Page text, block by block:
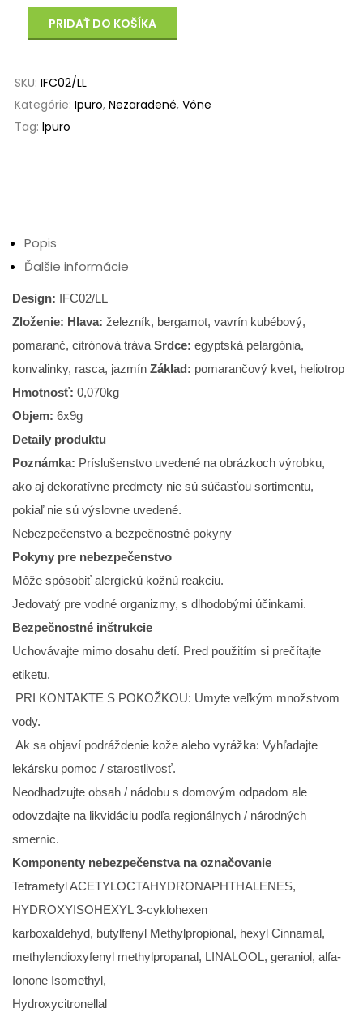
PRIDAŤ DO KOŠÍKA
SKU: IFC02/LL
Kategórie: Ipuro, Nezaradené, Vône
Tag: Ipuro
Popis
Ďalšie informácie
Design: IFC02/LL
Zloženie: Hlava: železník, bergamot, vavrín kubébový,
pomaranč, citrónová tráva Srdce: egyptská pelargónia,
konvalinky, rasca, jazmín Základ: pomarančový kvet, heliotrop
Hmotnosť: 0,070kg
Objem: 6x9g
Detaily produktu
Poznámka: Príslušenstvo uvedené na obrázkoch výrobku,
ako aj dekoratívne predmety nie sú súčasťou sortimentu,
pokiaľ nie sú výslovne uvedené.
Nebezpečenstvo a bezpečnostné pokyny
Pokyny pre nebezpečenstvo
Môže spôsobiť alergickú kožnú reakciu.
Jedovatý pre vodné organizmy, s dlhodobými účinkami.
Bezpečnostné inštrukcie
Uchovávajte mimo dosahu detí. Pred použitím si prečítajte
etiketu.
PRI KONTAKTE S POKOŽKOU: Umyte veľkým množstvom
vody.
Ak sa objaví podráždenie kože alebo vyrážka: Vyhľadajte
lekársku pomoc / starostlivosť.
Neodhadzujte obsah / nádobu s domovým odpadom ale
odovzdajte na likvidáciu podľa regionálnych / národných
smerníc.
Komponenty nebezpečenstva na označovanie
Tetrametyl ACETYLOCTAHYDRONAPHTHALENES,
HYDROXYISOHEXYL 3-cyklohexen
karboxaldehyd, butylfenyl Methylpropional, hexyl Cinnamal,
methylendioxyfenyl methylpropanal, LINALOOL, geraniol, alfa-
Ionone Isomethyl,
Hydroxycitronellal